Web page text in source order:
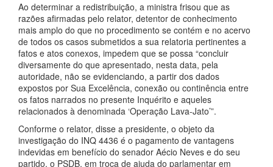
Ao determinar a redistribuição, a ministra frisou que as
razões afirmadas pelo relator, detentor de conhecimento
mais amplo do que no procedimento se contém e no acervo
de todos os casos submetidos a sua relatoria pertinentes a
fatos e atos conexos, impedem que se possa “concluir
diversamente do que apresentado, nesta data, pela
autoridade, não se evidenciando, a partir dos dados
expostos por Sua Excelência, conexão ou continência entre
os fatos narrados no presente Inquérito e aqueles
relacionados à denominada ‘Operação Lava-Jato’”.
Conforme o relator, disse a presidente, o objeto da
investigação do INQ 4436 é o pagamento de vantagens
indevidas em benefício do senador Aécio Neves e do seu
partido, o PSDB, em troca de ajuda do parlamentar em